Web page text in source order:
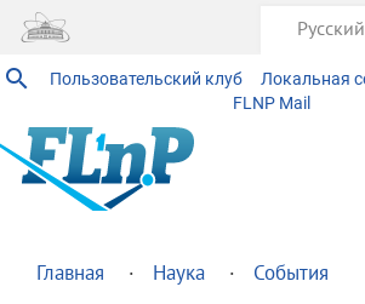
Пользовательский клуб Локальная
FLNP Mail
Русский
Главная Наука События